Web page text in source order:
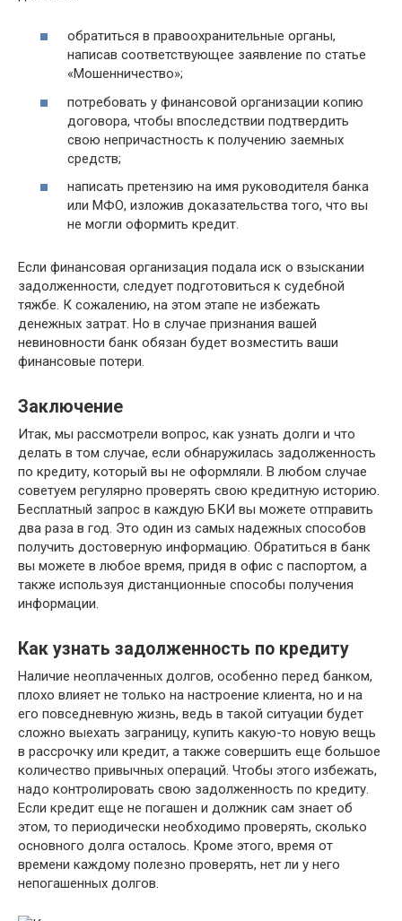
обратиться в правоохранительные органы,
написав соответствующее заявление по статье
«Мошенничество»;
потребовать у финансовой организации копию
договора, чтобы впоследствии подтвердить
свою непричастность к получению заемных
средств;
написать претензию на имя руководителя банка
или МФО, изложив доказательства того, что вы
не могли оформить кредит.
Если финансовая организация подала иск о взыскании
задолженности, следует подготовиться к судебной
тяжбе. К сожалению, на этом этапе не избежать
денежных затрат. Но в случае признания вашей
невиновности банк обязан будет возместить ваши
финансовые потери.
Заключение
Итак, мы рассмотрели вопрос, как узнать долги и что
делать в том случае, если обнаружилась задолженность
по кредиту, который вы не оформляли. В любом случае
советуем регулярно проверять свою кредитную историю.
Бесплатный запрос в каждую БКИ вы можете отправить
два раза в год. Это один из самых надежных способов
получить достоверную информацию. Обратиться в банк
вы можете в любое время, придя в офис с паспортом, а
также используя дистанционные способы получения
информации.
Как узнать задолженность по кредиту
Наличие неоплаченных долгов, особенно перед банком,
плохо влияет не только на настроение клиента, но и на
его повседневную жизнь, ведь в такой ситуации будет
сложно выехать заграницу, купить какую-то новую вещь
в рассрочку или кредит, а также совершить еще большое
количество привычных операций. Чтобы этого избежать,
надо контролировать свою задолженность по кредиту.
Если кредит еще не погашен и должник сам знает об
этом, то периодически необходимо проверять, сколько
основного долга осталось. Кроме этого, время от
времени каждому полезно проверять, нет ли у него
непогашенных долгов.